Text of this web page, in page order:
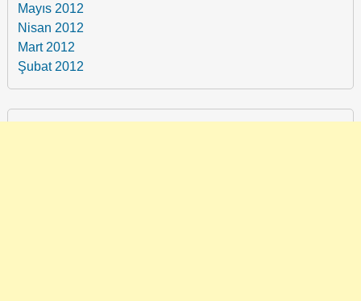
Mayıs 2012
Nisan 2012
Mart 2012
Şubat 2012